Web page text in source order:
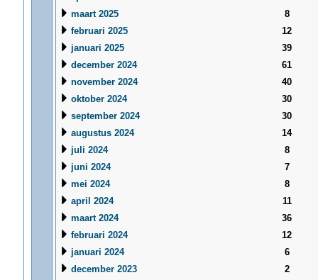
maart 2025
8
februari 2025
12
januari 2025
39
december 2024
61
november 2024
40
oktober 2024
30
september 2024
30
augustus 2024
14
juli 2024
8
juni 2024
7
mei 2024
8
april 2024
11
maart 2024
36
februari 2024
12
januari 2024
6
december 2023
2